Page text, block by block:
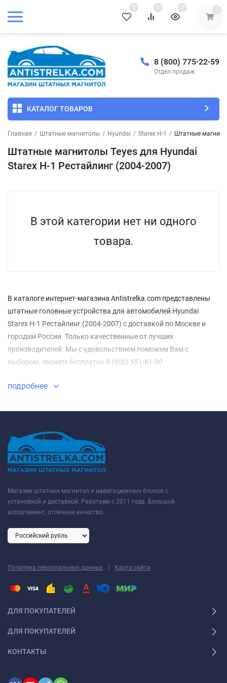
0 0 0 0
8 (800) 775-22-59
Отдел продаж
КАТАЛОГ ТОВАРОВ
Главная / Штатные магнитолы / Hyundai / Starex H-1 / Штатные
Штатные магнитолы Teyes для Hyundai
Starex H-1 Рестайлинг (2004-2007)
В этой категории нет ни одного
товара.
В каталоге интернет-магазина Antistrelka.com представлены
штатные головные устройства для автомобилей Hyundai
Starex H-1 Рестайлинг (2004-2007) с доставкой по Москве и
городам России. Только качественные от лучших
производителей. Мы с удовольствием поможем Вам с
выбором, звоните бесплатно 8 (800) 551-81-90.
подробнее
Магазин штатных магнитол и навигационных блоков с
установкой и доставкой. Работаем с 2011 года. Большой
ассортимент, отличное качество.
Политика персональных данных | Карта сайта
ДЛЯ ПОКУПАТЕЛЕЙ
ДЛЯ ПОКУПАТЕЛЕЙ
КОНТАКТЫ